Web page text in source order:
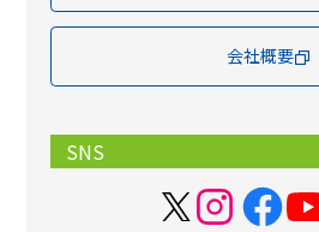
会社概要
SNS